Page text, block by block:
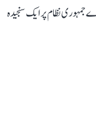
جمہوری نظام پر ایک سنجیدہ